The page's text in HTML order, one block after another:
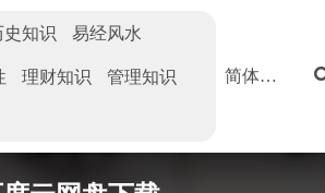
史知识
易经风水
理财知识
管理知识